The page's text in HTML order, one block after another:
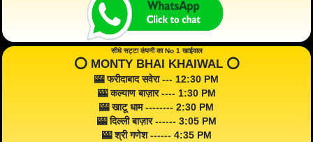
सीधे सट्टा कंपनी का No 1 खाईवाल
⭕️ MONTY BHAI KHAIWAL ⭕️
🎰 फरीदाबाद सवेरा --- 12:30 PM
🎰 कल्याण बाज़ार ---- 1:30 PM
🎰 खाटू धाम -------- 2:30 PM
🎰 दिल्ली बाज़ार ------ 3:05 PM
🎰 श्री गणेश ------ 4:35 PM